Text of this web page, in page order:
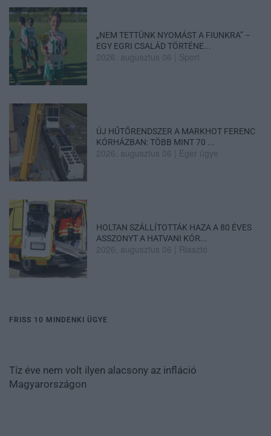
„NEM TETTÜNK NYOMÁST A FIUNKRA” –
EGY EGRI CSALÁD TÖRTÉNE...
2026. augusztus 06 Sport
ÚJ HŰTŐRENDSZER A MARKHOT FERENC
KÓRHÁZBAN: TÖBB MINT 70 ...
2026. augusztus 06 Eger ügye
HOLTAN SZÁLLÍTOTTÁK HAZA A 80 ÉVES
ASSZONYT A HATVANI KÓR...
2026. augusztus 06 Riasztó
FRISS 10 MINDENKI ÜGYE
Tíz éve nem volt ilyen alacsony az infláció
Magyarországon